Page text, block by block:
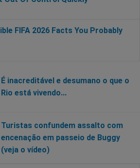
É inacreditável e desumano o que o
Rio está vivendo...
Turistas confundem assalto com
encenação em passeio de Buggy
(veja o vídeo)